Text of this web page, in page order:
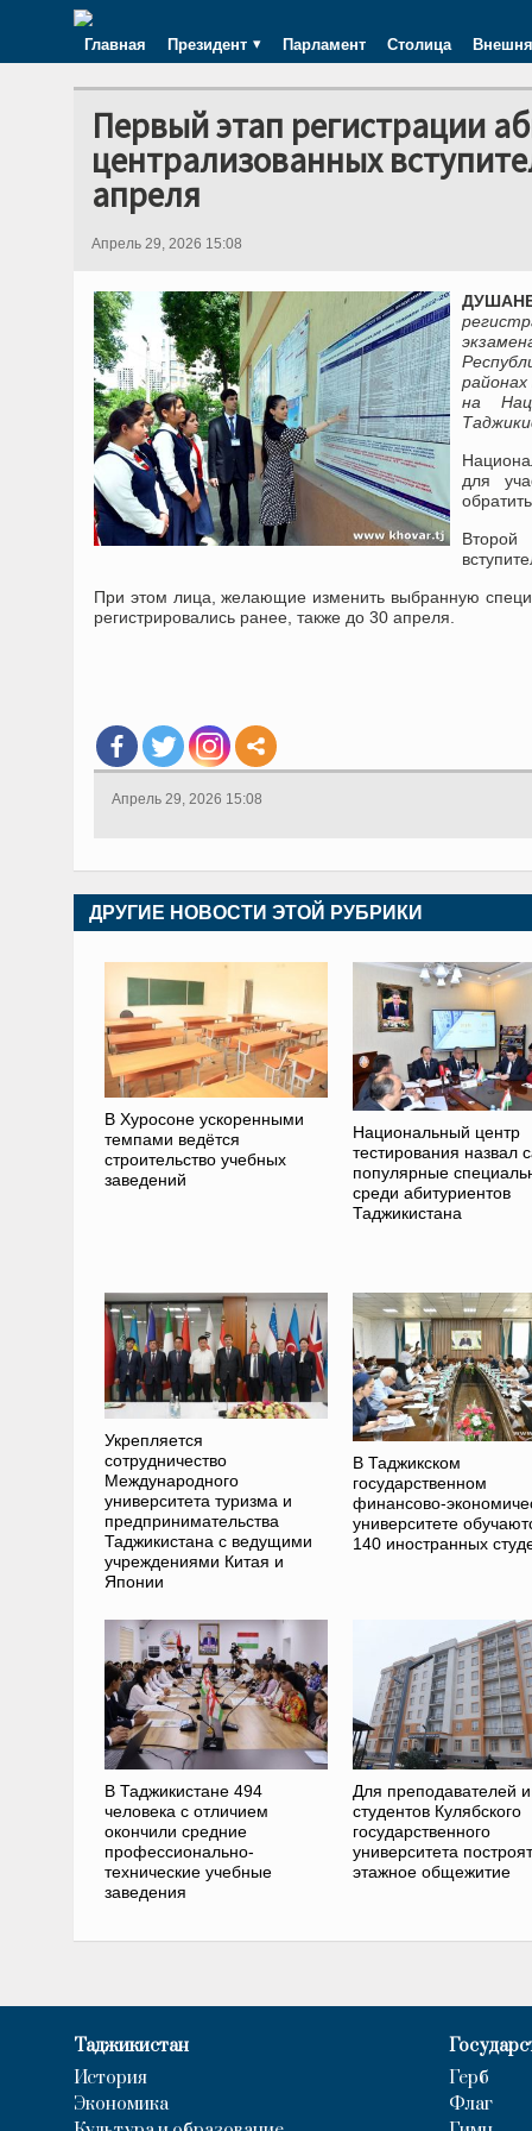
Главная Президент Парламент Столица
Первый этап регистрации
централизованных
апреля
Апрель 29, 2026 15:08
на
для
Второй
При этом лица, желающие изменить выбранную
регистрировались ранее, также до 30 апреля.
Апрель 29, 2026 15:08
ДРУГИЕ НОВОСТИ ЭТОЙ РУБРИКИ
В Хуросоне ускоренными
темпами ведётся
строительство учебных
заведений
Национальный центр
тестирования назвал
популярные
среди абитуриентов
Таджикистана
Укрепляется
сотрудничество
Международного
университета туризма и
предпринимательства
Таджикистана с ведущими
учреждениями Китая и
Японии
В Таджикском
государственном
финансово-
университете
140 иностранных
В Таджикистане 494
человека с отличием
окончили средние
профессионально-
технические учебные
заведения
Для преподавателей и
студентов Кулябского
государственного
университета
этажное общежитие
Таджикистан
История
Экономика
Герб
Флаг